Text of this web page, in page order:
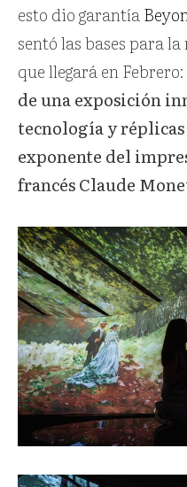
esto dio garantía
sentó las bases para
que llegará en Febrero:
de una exposición
tecnología y
exponente del
francés Claude